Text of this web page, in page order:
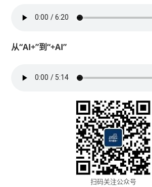
从“AI+”到“+AI”
扫码关注公众号